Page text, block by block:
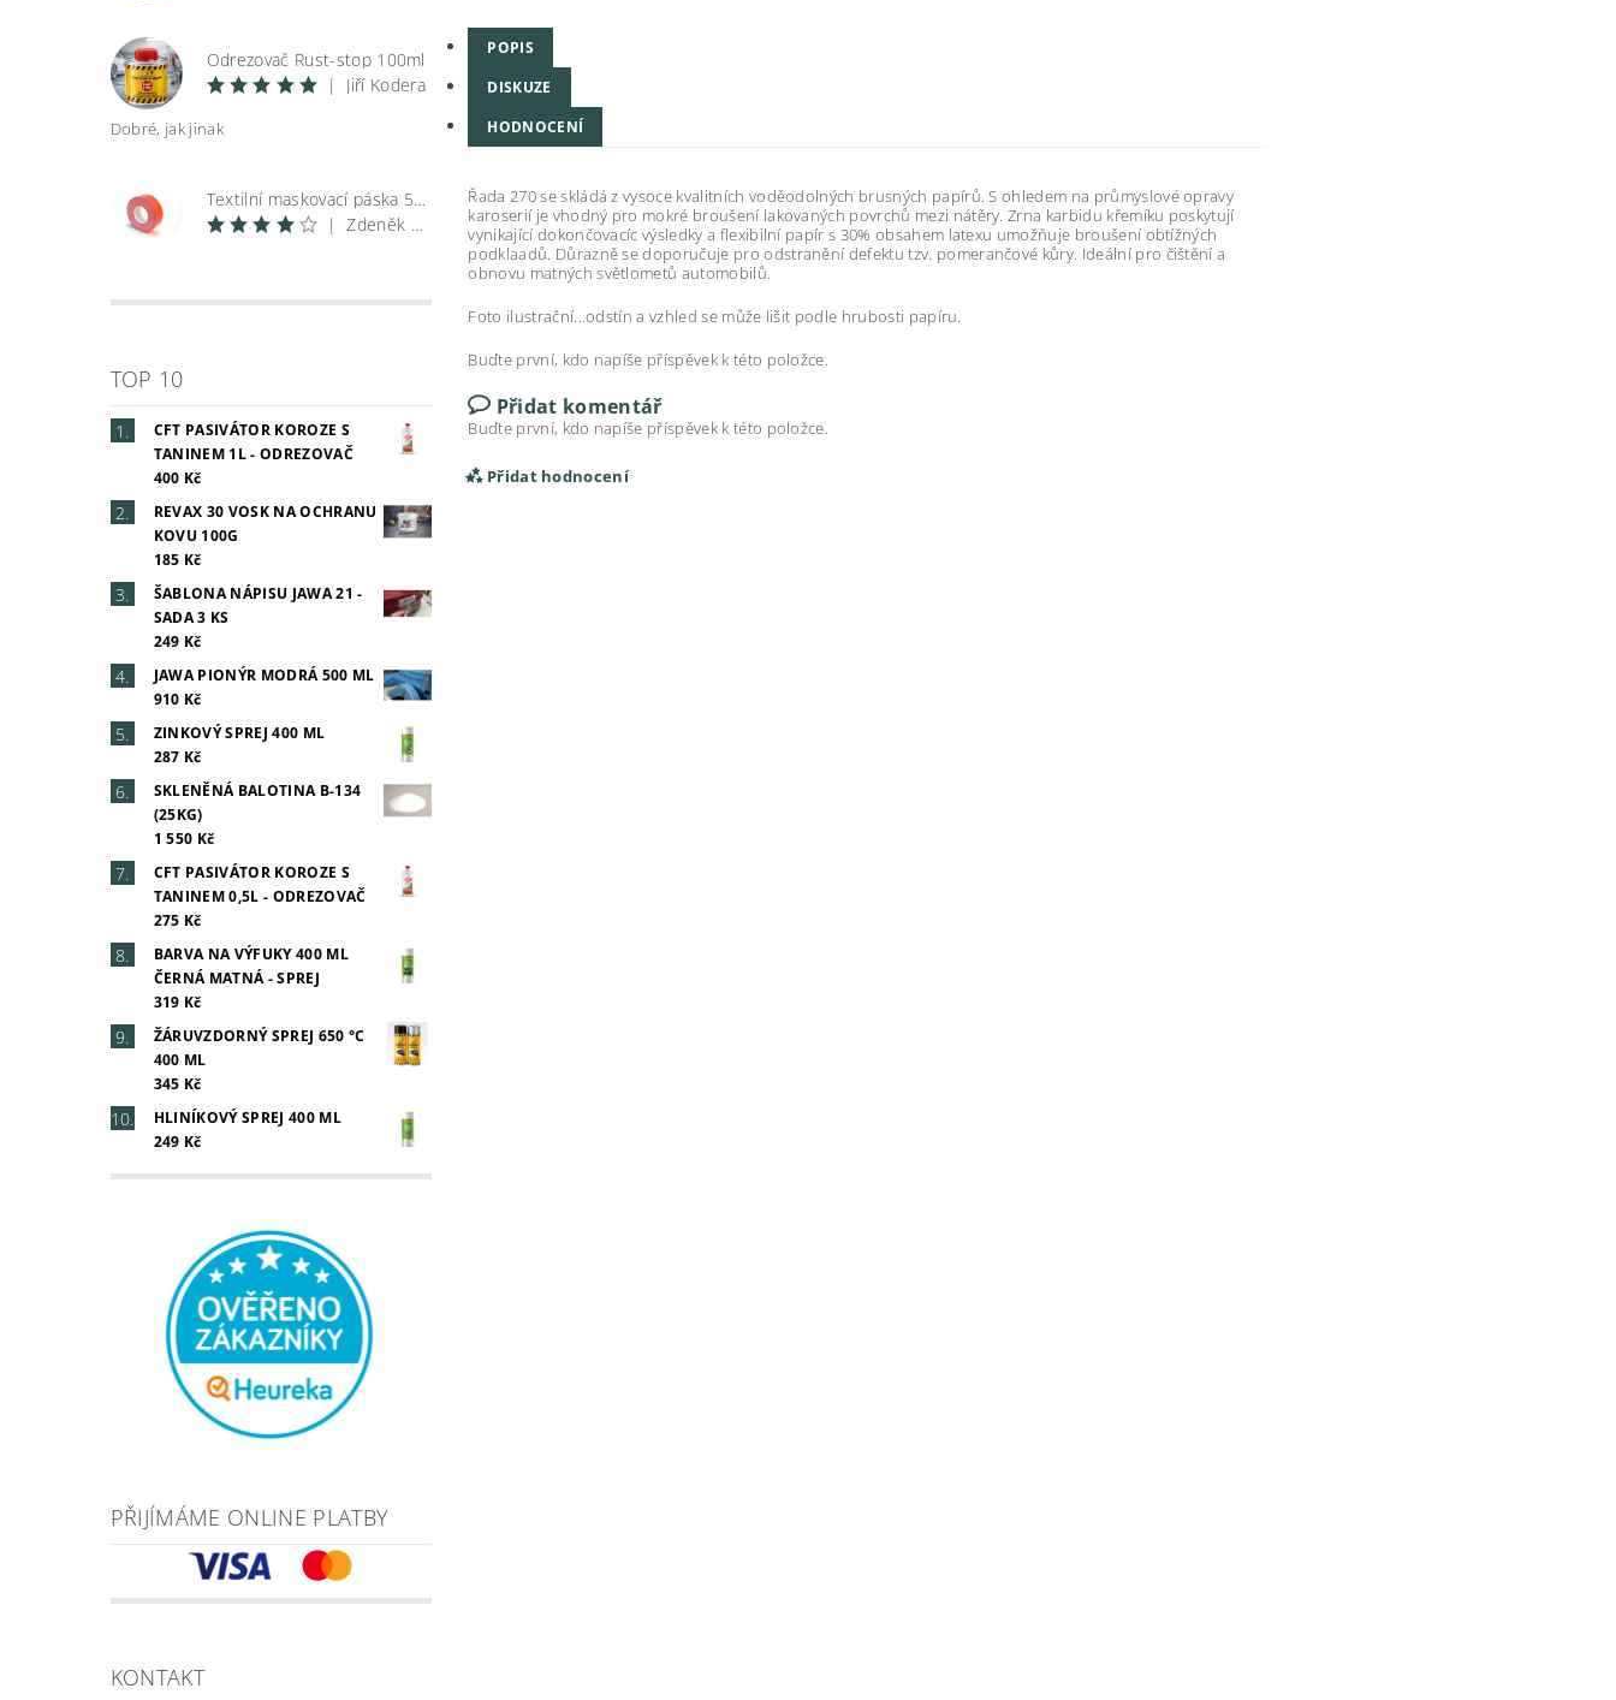
Odrezovač Rust-stop 100ml
|
Jiří Kodera
Dobré, jak jinak
Textilní maskovací páska 50 m
|
Zdeněk Špunar
TOP 10
CFT PASIVÁTOR KOROZE S
TANINEM 1L - ODREZOVAČ
400 Kč
REVAX 30 VOSK NA OCHRANU
KOVU 100G
185 Kč
ŠABLONA NÁPISU JAWA 21 -
SADA 3 KS
249 Kč
JAWA PIONÝR MODRÁ 500 ML
910 Kč
ZINKOVÝ SPREJ 400 ML
287 Kč
SKLENĚNÁ BALOTINA B-134
(25KG)
1 550 Kč
CFT PASIVÁTOR KOROZE S
TANINEM 0,5L - ODREZOVAČ
275 Kč
BARVA NA VÝFUKY 400 ML
ČERNÁ MATNÁ - SPREJ
319 Kč
ŽÁRUVZDORNÝ SPREJ 650 °C
400 ML
345 Kč
HLINÍKOVÝ SPREJ 400 ML
249 Kč
PŘIJÍMÁME ONLINE PLATBY
KONTAKT
POPIS
DISKUZE
HODNOCENÍ
Řada 270 se skládá z vysoce kvalitních voděodolných brusných papírů. S ohledem na průmyslové opravy
karoserií je vhodný pro mokré broušení lakovaných povrchů mezi nátěry. Zrna karbidu křemíku poskytují
vynikající dokončovacíc výsledky a flexibilní papír s 30% obsahem latexu umožňuje broušení obtížných
podklaadů. Důrazně se doporučuje pro odstranění defektu tzv. pomerančové kůry. Ideální pro čištění a
obnovu matných světlometů automobilů.
Foto ilustrační...odstín a vzhled se může lišit podle hrubosti papíru.
Buďte první, kdo napíše příspěvek k této položce.
Přidat komentář
Buďte první, kdo napíše příspěvek k této položce.
Přidat hodnocení